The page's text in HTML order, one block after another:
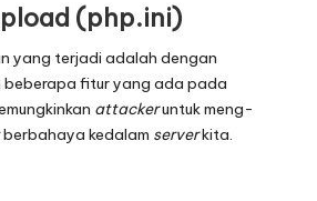
(php.ini)
yang terjadi adalah dengan
beberapa fitur yang ada pada
attackeruntuk meng-
berbahaya kedalam serverkita.